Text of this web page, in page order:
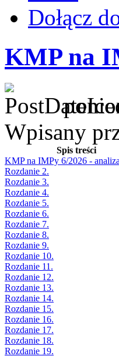
Dołącz
KMP na
Wpisany
Spis treści
KMP na IMPy 6/2026 -
Rozdanie 2.
Rozdanie 3.
Rozdanie 4.
Rozdanie 5.
Rozdanie 6.
Rozdanie 7.
Rozdanie 8.
Rozdanie 9.
Rozdanie 10.
Rozdanie 11.
Rozdanie 12.
Rozdanie 13.
Rozdanie 14.
Rozdanie 15.
Rozdanie 16.
Rozdanie 17.
Rozdanie 18.
Rozdanie 19.